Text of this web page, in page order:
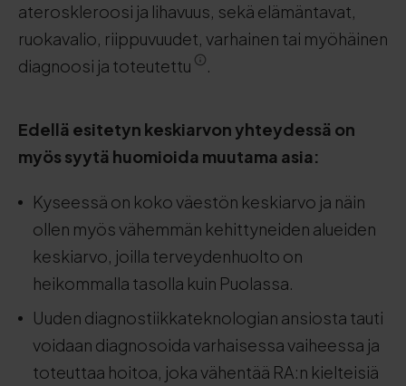
ateroskleroosi ja lihavuus, sekä elämäntavat,
ruokavalio, riippuvuudet, varhainen tai myöhäinen
diagnoosi ja toteutettu
.
Edellä esitetyn keskiarvon yhteydessä on
myös syytä huomioida muutama asia:
Kyseessä on koko väestön keskiarvo ja näin
ollen myös vähemmän kehittyneiden alueiden
keskiarvo, joilla terveydenhuolto on
heikommalla tasolla kuin Puolassa.
Uuden diagnostiikkateknologian ansiosta tauti
voidaan diagnosoida varhaisessa vaiheessa ja
toteuttaa hoitoa, joka vähentää RA:n kielteisiä